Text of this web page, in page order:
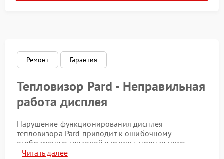
Ремонт Гарантия
Тепловизор Pard - Неправильная
работа дисплея
Нарушение функционирования дисплея
тепловизора Pard приводит к ошибочному
отображению тепловой картины, пропаданию
отдельных участков изображения или нестабильной
Читать далее